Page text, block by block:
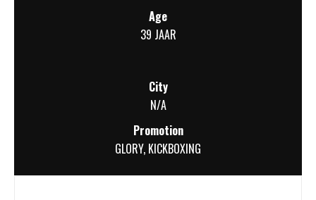
Age
39 JAAR
City
N/A
Promotion
GLORY, KICKBOXING